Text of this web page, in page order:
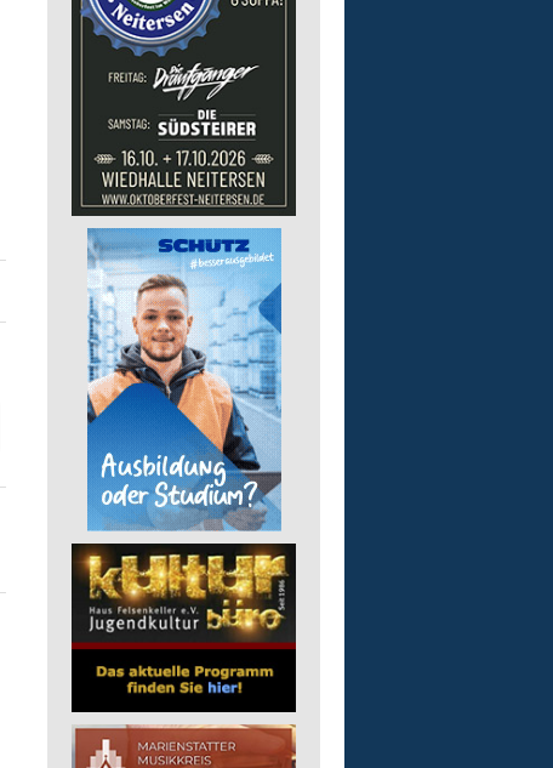
pädagogische
in Vollzeit
Lebenshilfe im Landkreis
GmbH
57518 Alsdorf